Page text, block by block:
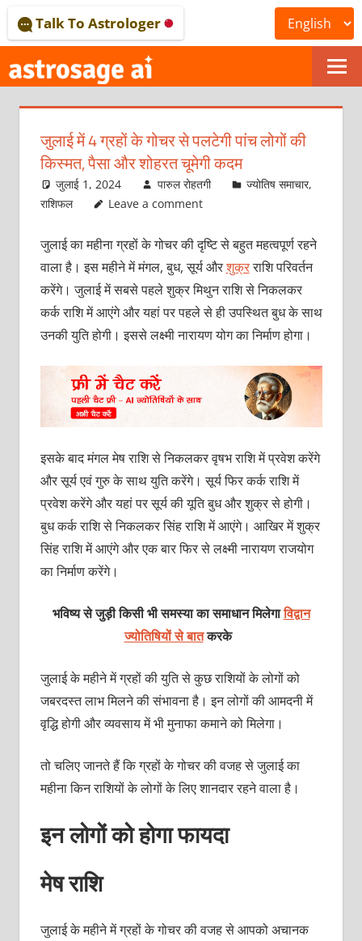
to
content
ONLINE
ASTROLOGICAL
JOURNAL
–
ASTROSAGE
MAGAZINE
Talk To Astrologer
जुलाई में 4 ग्रहों के गोचर से पलटेगी पांच लोगों की
किस्‍मत, पैसा और शोहरत चूमेगी कदम
जुलाई 1, 2024 पारुल रोहतगी ज्योतिष समाचार,
राशिफल
Leave a comment
जुलाई का महीना ग्रहों के गोचर की दृष्टि से बहुत महत्‍वपूर्ण रहने
वाला है। इस महीने में मंगल, बुध, सूर्य औरशुक्रराशि परिवर्तन
करेंगे। जुलाई में सबसे पहले शुक्र मिथुन राशि से निकलकर
कर्क राशि में आएंगे और यहां पर पहले से ही उपस्थित बुध के साथ
उनकी युति होगी। इससे लक्ष्‍मी नारायण योग का निर्माण होगा।
इसके बाद मंगल मेष राशि से निकलकर वृषभ राशि में प्रवेश करेंगे
और सूर्य एवं गुरु के साथ युति करेंगे। सूर्य फिर कर्क राशि में
प्रवेश करेंगे और यहां पर सूर्य की यूति बुध और शुक्र से होगी।
बुध कर्क राशि से निकलकर सिंह राशि में आएंगे। आखिर में शुक्र
सिंह राशि में आएंगे और एक बार फिर से लक्ष्‍मी नारायण राजयोग
का निर्माण करेंगे।
भविष्य से जुड़ी किसी भी समस्या का समाधान मिलेगाविद्वान
ज्योतिषियों से बातकरके
जुलाई के महीने में ग्रहों की युति से कुछ राशियों के लोगों को
जबरदस्‍त लाभ मिलने की संभावना है। इन लोगों की आमदनी में
वृद्धि होगी और व्‍यवसाय में भी मुनाफा कमाने को मिलेगा।
तो चलिए जानते हैं कि ग्रहों के गोचर की वजह से जुलाई का
महीना किन राशियों के लोगों के लिए शानदार रहने वाला है।
इन लोगों को होगा फायदा
मेष राशि
जुलाई के महीने में ग्रहों के गोचर की वजह से आपको अचानक